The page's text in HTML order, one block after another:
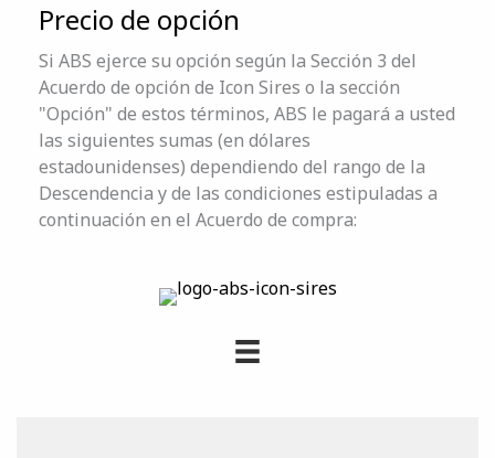
Precio de opción
Si ABS ejerce su opción según la Sección 3 del
Acuerdo de opción de Icon Sires o la sección
"Opción" de estos términos, ABS le pagará a usted
las siguientes sumas (en dólares
estadounidenses) dependiendo del rango de la
Descendencia y de las condiciones estipuladas a
continuación en el Acuerdo de compra: